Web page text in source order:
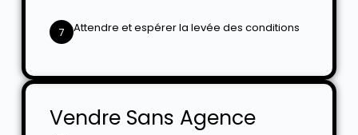
Vendre Sans Agence
7 Attendre et espérer la levée des conditions